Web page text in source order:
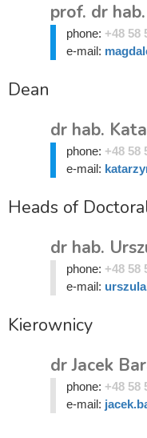
prof. dr
phone: +48 58
e-mail:
Dean
dr hab.
phone: +48 58
e-mail:
Heads of
dr hab.
phone: +48 58
e-mail:
Kierownicy
dr Jacek
phone: +48 58
e-mail: